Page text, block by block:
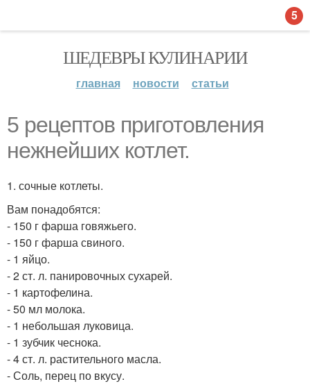
ШЕДЕВРЫ КУЛИНАРИИ
главная новости статьи
5 рецептов приготовления
нежнейших котлет.
1. сочные котлеты.
Вам понадобятся:
- 150 г фарша говяжьего.
- 150 г фарша свиного.
- 1 яйцо.
- 2 ст. л. панировочных сухарей.
- 1 картофелина.
- 50 мл молока.
- 1 небольшая луковица.
- 1 зубчик чеснока.
- 4 ст. л. растительного масла.
- Соль, перец по вкусу.
5